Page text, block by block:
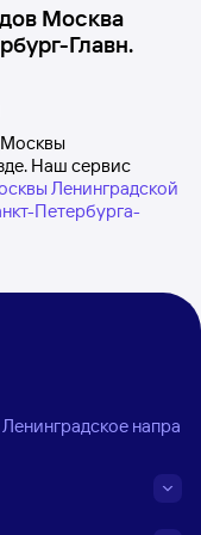
Москва
Главн.
Москвы
Наш сервис
Ленинградской
Петербурга-
Ленинградское